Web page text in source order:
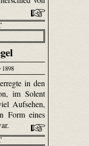
1898
in den
im Solent
Aufsehen,
Form eines